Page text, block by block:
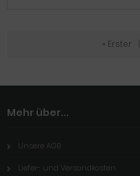
« Erster
Mehr über...
Unsere AGB
Liefer- und Versandkosten